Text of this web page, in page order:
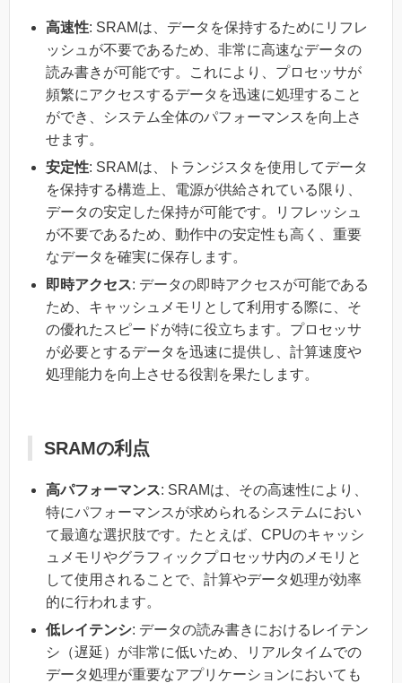
高速性: SRAMは、データを保持するためにリフレ
ッシュが不要であるため、非常に高速なデータの
読み書きが可能です。これにより、プロセッサが
頻繁にアクセスするデータを迅速に処理すること
ができ、システム全体のパフォーマンスを向上さ
せます。
安定性: SRAMは、トランジスタを使用してデータ
を保持する構造上、電源が供給されている限り、
データの安定した保持が可能です。リフレッシュ
が不要であるため、動作中の安定性も高く、重要
なデータを確実に保存します。
即時アクセス: データの即時アクセスが可能である
ため、キャッシュメモリとして利用する際に、そ
の優れたスピードが特に役立ちます。プロセッサ
が必要とするデータを迅速に提供し、計算速度や
処理能力を向上させる役割を果たします。
SRAMの利点
高パフォーマンス: SRAMは、その高速性により、
特にパフォーマンスが求められるシステムにおい
て最適な選択肢です。たとえば、CPUのキャッシ
ュメモリやグラフィックプロセッサ内のメモリと
して使用されることで、計算やデータ処理が効率
的に行われます。
低レイテンシ: データの読み書きにおけるレイテン
シ（遅延）が非常に低いため、リアルタイムでの
データ処理が重要なアプリケーションにおいても